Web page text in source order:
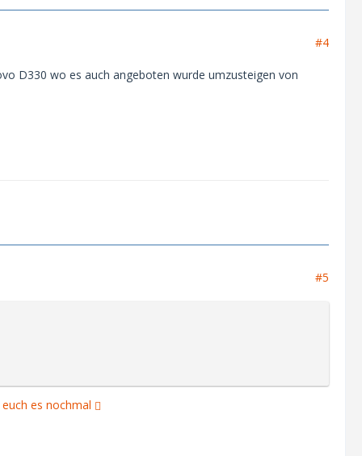
#4
D330 wo es auch angeboten wurde umzusteigen von
#5
es nochmal